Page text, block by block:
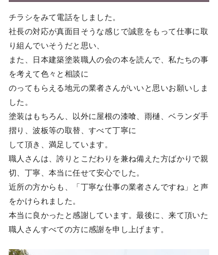
チラシをみて電話をしました。
社長の対応が真面目そうな感じで誠意をもって仕事に取
り組んでいそうだと思い、
また、日本建築塗装職人の会の本を読んで、私たちの事
を考えて色々と相談に
のってもらえる地元の業者さんがいいと思いお願いしま
した。
塗装はもちろん、以外に屋根の漆喰、雨樋、ベランダ手
摺り、波板等の取替、すべて丁寧に
して頂き、満足しています。
職人さんは、誇りとこだわりを兼ね備えた方ばかりで親
切、丁寧、本当に任せて安心でした。
近所の方からも、「丁寧な仕事の業者さんですね」と声
をかけられました。
本当に良かったと感謝しています。最後に、来て頂いた
職人さんすべての方に感謝を申し上げます。